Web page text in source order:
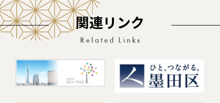
関連リンク
Related Links